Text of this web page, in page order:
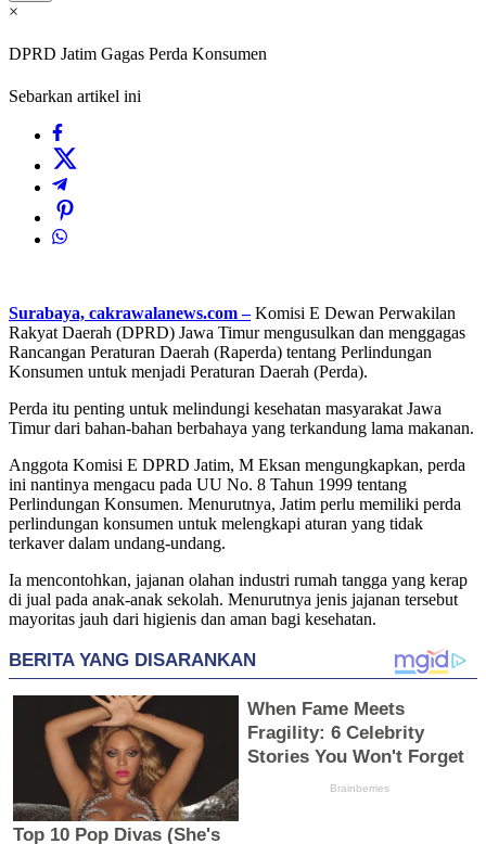
×
DPRD Jatim Gagas Perda Konsumen
Sebarkan artikel ini
Surabaya, cakrawalanews.com –Komisi E Dewan Perwakilan
Rakyat Daerah (DPRD) Jawa Timur mengusulkan dan menggagas
Rancangan Peraturan Daerah (Raperda) tentang Perlindungan
Konsumen untuk menjadi Peraturan Daerah (Perda).
Perda itu penting untuk melindungi kesehatan masyarakat Jawa
Timur dari bahan-bahan berbahaya yang terkandung lama makanan.
Anggota Komisi E DPRD Jatim, M Eksan mengungkapkan, perda
ini nantinya mengacu pada UU No. 8 Tahun 1999 tentang
Perlindungan Konsumen. Menurutnya, Jatim perlu memiliki perda
perlindungan konsumen untuk melengkapi aturan yang tidak
terkaver dalam undang-undang.
Ia mencontohkan, jajanan olahan industri rumah tangga yang kerap
di jual pada anak-anak sekolah. Menurutnya jenis jajanan tersebut
mayoritas jauh dari higienis dan aman bagi kesehatan.